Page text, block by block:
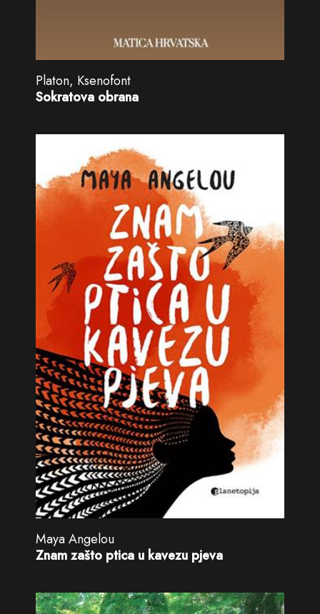
Platon, Ksenofont
Sokratova obrana
Maya Angelou
Znam zašto ptica u kavezu pjeva